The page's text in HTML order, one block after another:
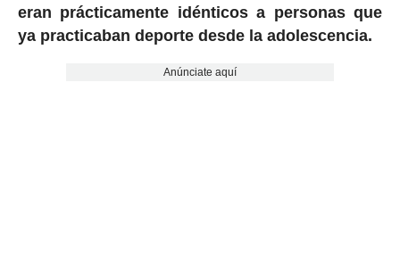
eran prácticamente idénticos a personas que
ya practicaban deporte desde la adolescencia.
Anúnciate aquí